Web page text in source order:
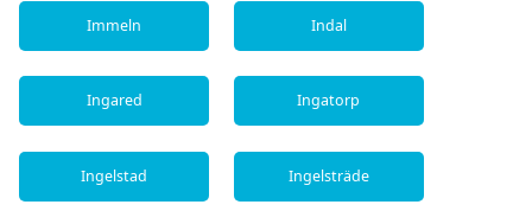
Immeln Indal
Ingared Ingatorp
Ingelstad Ingelsträde